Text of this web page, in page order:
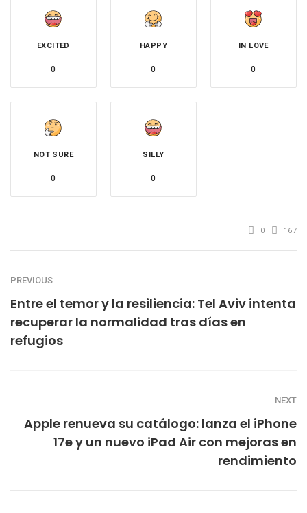
EXCITED
0
HAPPY
0
IN LOVE
0
NOT SURE
0
SILLY
0
0 167
PREVIOUS
Entre el temor y la resiliencia: Tel Aviv intenta
recuperar la normalidad tras días en
refugios
NEXT
Apple renueva su catálogo: lanza el iPhone
17e y un nuevo iPad Air con mejoras en
rendimiento